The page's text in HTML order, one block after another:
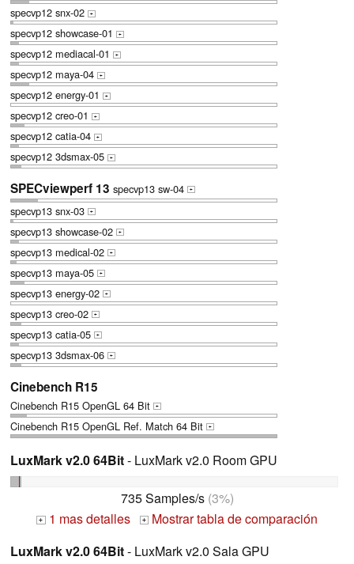
specvp12 snx-02 +
specvp12 showcase-01 +
specvp12 mediacal-01 +
specvp12 maya-04 +
specvp12 energy-01 +
specvp12 creo-01 +
specvp12 catia-04 +
specvp12 3dsmax-05 +
SPECviewperf 13 specvp13 sw-04 +
specvp13 snx-03 +
specvp13 showcase-02 +
specvp13 medical-02 +
specvp13 maya-05 +
specvp13 energy-02 +
specvp13 creo-02 +
specvp13 catia-05 +
specvp13 3dsmax-06 +
Cinebench R15
Cinebench R15 OpenGL 64 Bit +
Cinebench R15 OpenGL Ref. Match 64 Bit +
LuxMark v2.0 64Bit- LuxMark v2.0 Room GPU
735 Samples/s(3%)
+ 1 mas detalles +
Mostrar tabla de comparación
LuxMark v2.0 64Bit- LuxMark v2.0 Sala GPU